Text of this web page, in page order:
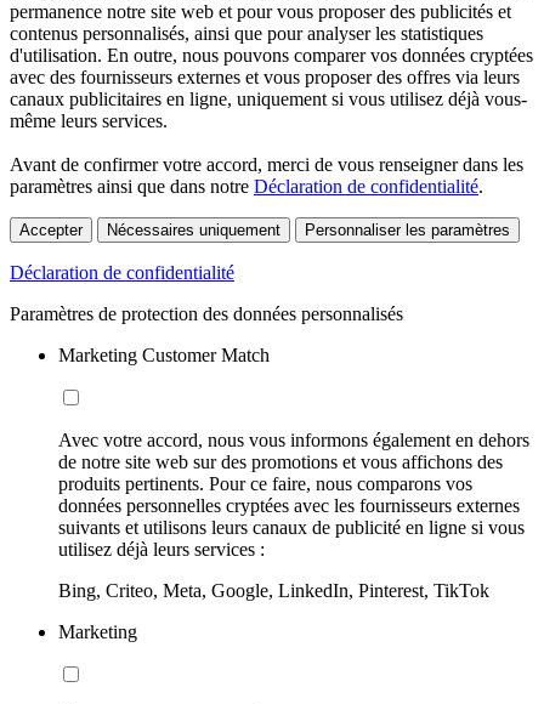
permanence notre site web et pour vous proposer des publicités et
contenus personnalisés, ainsi que pour analyser les statistiques
d'utilisation. En outre, nous pouvons comparer vos données cryptées
avec des fournisseurs externes et vous proposer des offres via leurs
canaux publicitaires en ligne, uniquement si vous utilisez déjà vous-
même leurs services.
Avant de confirmer votre accord, merci de vous renseigner dans les
paramètres ainsi que dans notre Déclaration de confidentialité.
Accepter Nécessaires uniquement Personnaliser les paramètres
Déclaration de confidentialité
Paramètres de protection des données personnalisés
Marketing Customer Match
Avec votre accord, nous vous informons également en dehors
de notre site web sur des promotions et vous affichons des
produits pertinents. Pour ce faire, nous comparons vos
données personnelles cryptées avec les fournisseurs externes
suivants et utilisons leurs canaux de publicité en ligne si vous
utilisez déjà leurs services :
Bing, Criteo, Meta, Google, LinkedIn, Pinterest, TikTok
Marketing